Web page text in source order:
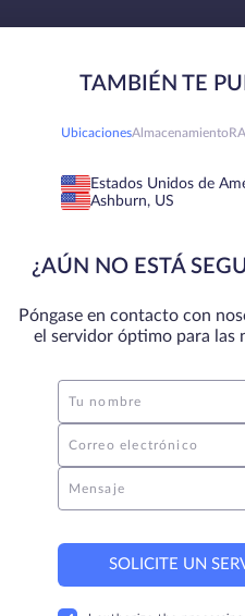
TAMBIÉN TE
UbicacionesAlmacenamiento
Estados Unidos de
Ashburn, US
¿AÚN NO ESTÁ
Póngase en contacto con
el servidor óptimo para las
Tu nombre
Correo electrónico
Mensaje
SOLICITE UN